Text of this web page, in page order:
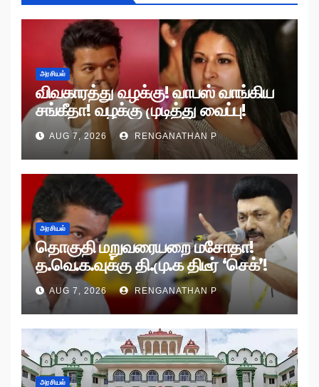
அரசியல்
விவகாரத்து வழக்கு! வாபஸ் வாங்கிய
சங்கீதா! வழக்கு முடித்து வைப்பு!
AUG 7, 2026 RENGANATHAN P
அரசியல்
தொகுதி மறுவரையறை மசோதா!
த.வெ.க.வுக்கு தி.மு.க திடீர் ‘செக்’!
AUG 7, 2026 RENGANATHAN P
அரசியல்